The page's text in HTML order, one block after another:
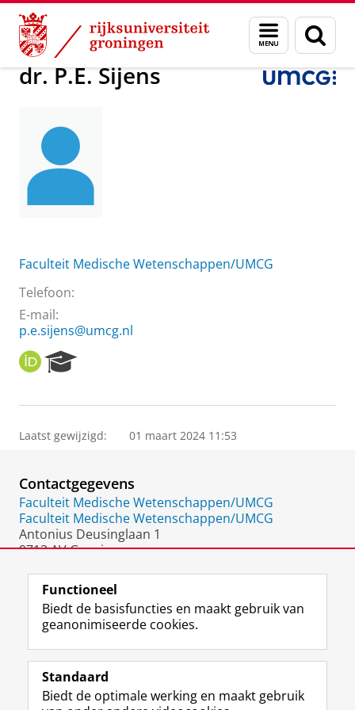
Skip
Content
Skip
Navigation
Menu
en
zoeken
Over ons dr. P.E. Sijens
dr. P.E. Sijens
Faculteit Medische Wetenschappen/UMCG
Telefoon:
E-mail:
p.e.sijens@umcg.nl
O
R
I
e
r
P
o
r
t
a
Laatst gewijzigd: 01 maart 2024 11:53
Contactgegevens
Faculteit Medische Wetenschappen/UMCG
Faculteit Medische Wetenschappen/UMCG
Antonius Deusinglaan 1
9713 AV Groningen
Volg de RUG
F
a
e
L
i
k
R
S
-
I
n
t
Y
o
T
Studiekiezers
Functioneel
Biedt de basisfuncties en maakt gebruik van
geanonimiseerde cookies.
Standaard
Biedt de optimale werking en maakt gebruik